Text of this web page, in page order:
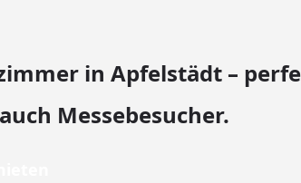
in Apfelstädt –
Messebesucher.